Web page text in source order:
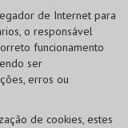
de Internet para
o responsável
funcionamento
ser
erros ou
de cookies, estes